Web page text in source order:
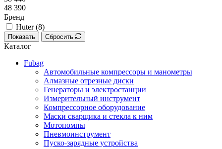
48 390
Бренд
Huter (8)
Показать Сбросить
Каталог
Fubag
Автомобильные компрессоры и манометры
Алмазные отрезные диски
Генераторы и электростанции
Измерительный инструмент
Компрессорное оборудование
Маски сварщика и стекла к ним
Мотопомпы
Пневмоинструмент
Пуско-зарядные устройства